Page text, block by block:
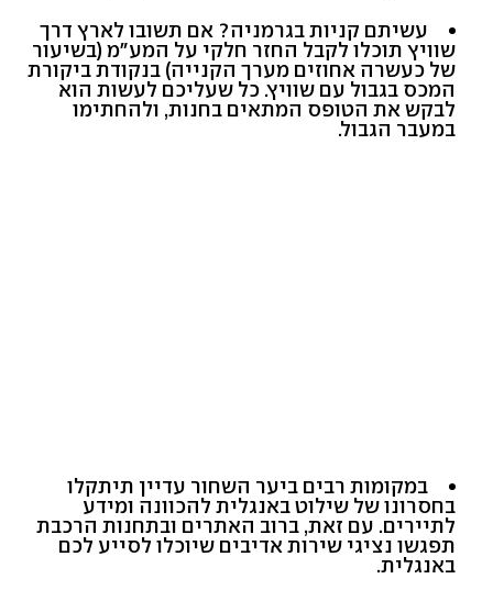
עשיתם קניות בגרמניה? אם תשובו לארץ דרך
שוויץ תוכלו לקבל החזר חלקי על המע"מ (בשיעור
של כעשרה אחוזים מערך הקנייה) בנקודת ביקורת
המכס בגבול עם שוויץ. כל שעליכם לעשות הוא
לבקש את הטופס המתאים בחנות, ולהחתימו
במעבר הגבול.
במקומות רבים ביער השחור עדיין תיתקלו
בחסרונו של שילוט באנגלית להכוונה ומידע
לתיירים. עם זאת, ברוב האתרים ובתחנות הרכבת
תפגשו נציגי שירות אדיבים שיוכלו לסייע לכם
באנגלית.